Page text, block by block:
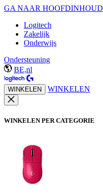
GA NAAR HOOFDINHOUD
Logitech
Zakelijk
Onderwijs
Ondersteuning
BE,nl
WINKELEN WINKELEN
WINKELEN PER CATEGORIE